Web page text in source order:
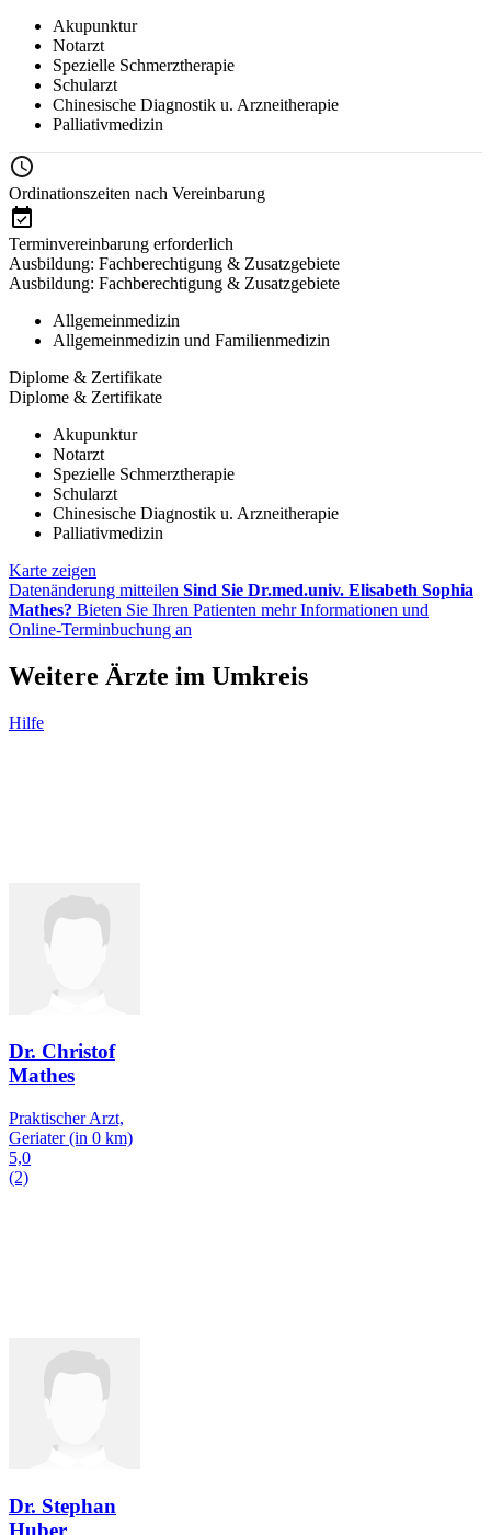
Akupunktur
Notarzt
Spezielle Schmerztherapie
Schularzt
Chinesische Diagnostik u. Arzneitherapie
Palliativmedizin
Ordinationszeiten nach Vereinbarung
Terminvereinbarung erforderlich
Ausbildung: Fachberechtigung & Zusatzgebiete
Ausbildung: Fachberechtigung & Zusatzgebiete
Allgemeinmedizin
Allgemeinmedizin und Familienmedizin
Diplome & Zertifikate
Diplome & Zertifikate
Akupunktur
Notarzt
Spezielle Schmerztherapie
Schularzt
Chinesische Diagnostik u. Arzneitherapie
Palliativmedizin
Karte zeigen
Datenänderung mitteilen Sind Sie Dr.med.univ. Elisabeth Sophia
Mathes? Bieten Sie Ihren Patienten mehr Informationen und
Online-Terminbuchung an
Weitere Ärzte im Umkreis
Hilfe
Dr. Christof
Mathes
Praktischer Arzt,
Geriater (in 0 km)
5,0
(2)
Dr. Stephan
Huber